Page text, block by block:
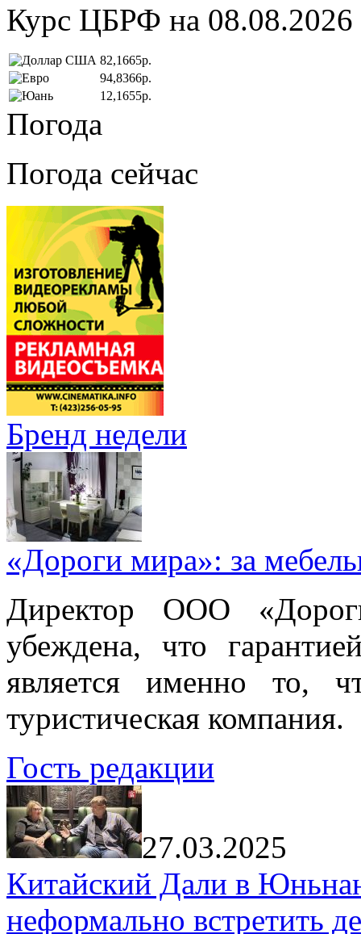
Курс ЦБРФ на 08.08.2026
82,1665р.
94,8366р.
12,1655р.
Погода
Погода сейчас
Бренд недели
«Дороги мира»: за
Директор ООО
убеждена, что
является именно то,
туристическая компания.
Гость редакции
27.03.2025
Китайский Дали в
неформально встретить